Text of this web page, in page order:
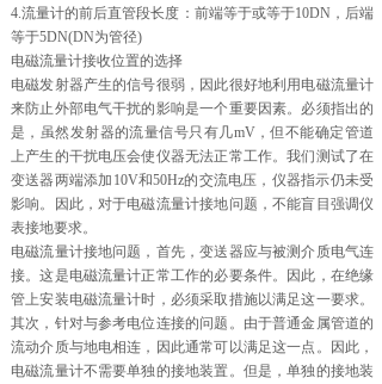
4.流量计的前后直管段长度：前端等于或等于10DN，后端
等于5DN(DN为管径)
电磁流量计接收位置的选择
电磁发射器产生的信号很弱，因此很好地利用电磁流量计
来防止外部电气干扰的影响是一个重要因素。必须指出的
是，虽然发射器的流量信号只有几mV，但不能确定管道
上产生的干扰电压会使仪器无法正常工作。我们测试了在
变送器两端添加10V和50Hz的交流电压，仪器指示仍未受
影响。因此，对于电磁流量计接地问题，不能盲目强调仪
表接地要求。
电磁流量计接地问题，首先，变送器应与被测介质电气连
接。这是电磁流量计正常工作的必要条件。因此，在绝缘
管上安装电磁流量计时，必须采取措施以满足这一要求。
其次，针对与参考电位连接的问题。由于普通金属管道的
流动介质与地电相连，因此通常可以满足这一点。因此，
电磁流量计不需要单独的接地装置。但是，单独的接地装